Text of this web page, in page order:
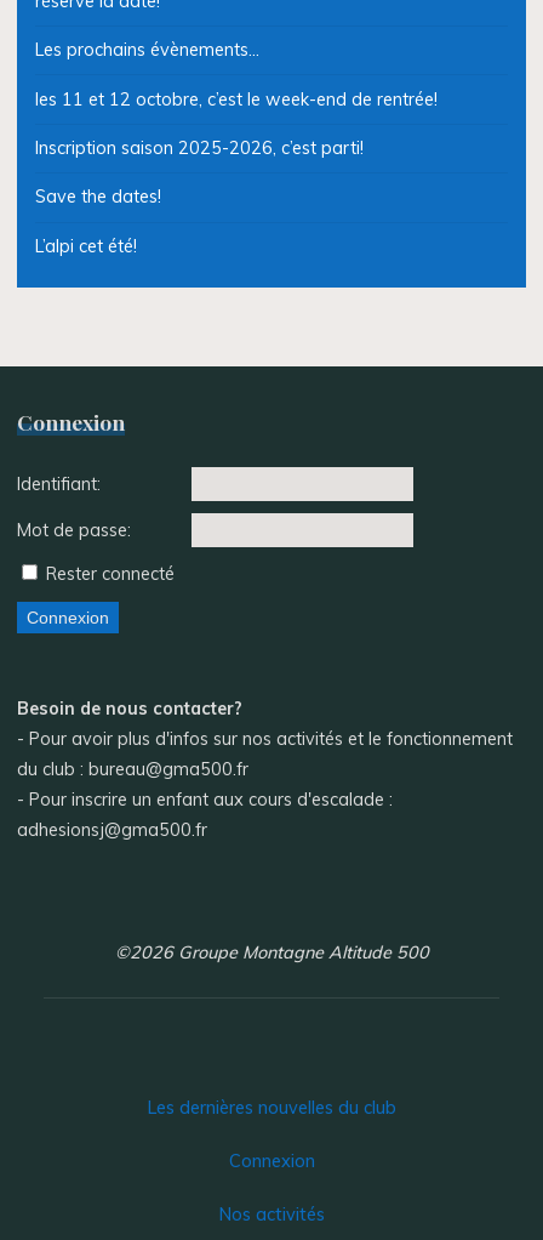
Les prochains évènements…
les 11 et 12 octobre, c’est le week-end de rentrée!
Inscription saison 2025-2026, c’est parti!
Save the dates!
L’alpi cet été!
Connexion
Identifiant:
Mot de passe:
Rester connecté
Connexion
Besoin de nous contacter?
- Pour avoir plus d'infos sur nos activités et le fonctionnement
du club : bureau@gma500.fr
- Pour inscrire un enfant aux cours d'escalade :
adhesionsj@gma500.fr
©2026 Groupe Montagne Altitude 500
Les dernières nouvelles du club
Connexion
Nos activités